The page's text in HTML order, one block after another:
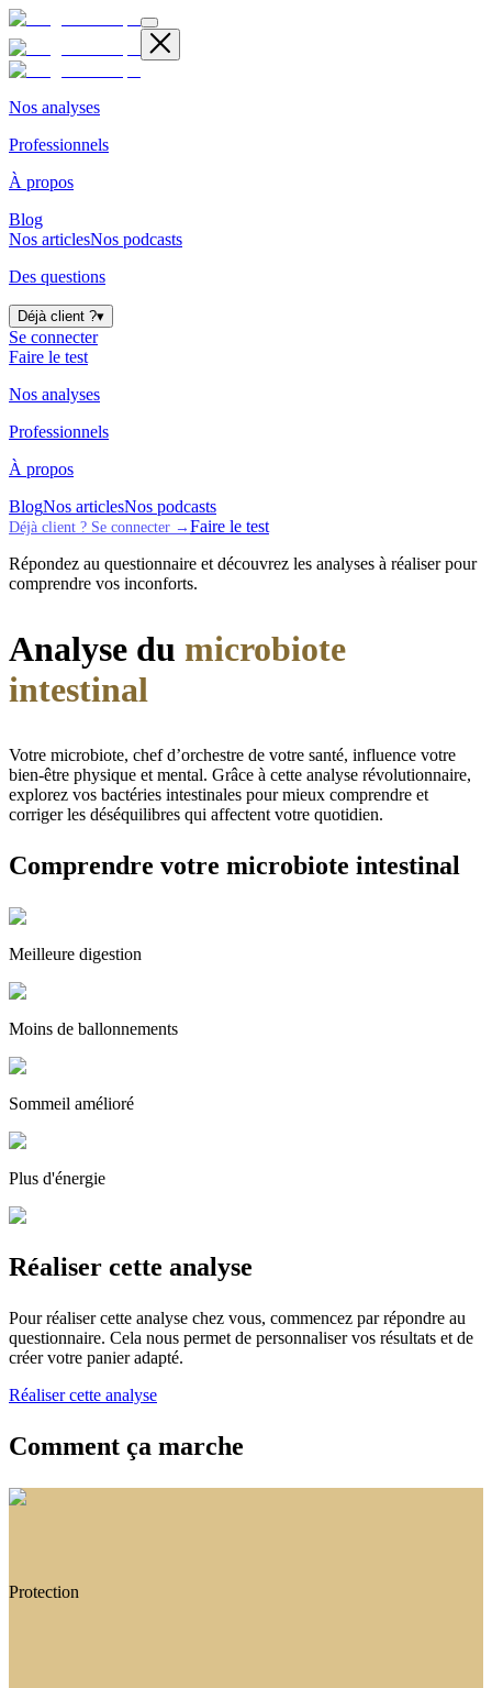
Nos analyses
Professionnels
À propos
Blog
Nos articlesNos podcasts
Des questions
Déjà client ?▾
Se connecter
Faire le test
Nos analyses
Professionnels
À propos
BlogNos articlesNos podcasts
Déjà client ? Se connecter → Faire le test
Répondez au questionnaire et découvrez les analyses à réaliser pour
comprendre vos inconforts.
Analyse du microbiote
intestinal
Votre microbiote, chef d’orchestre de votre santé, influence votre
bien-être physique et mental. Grâce à cette analyse révolutionnaire,
explorez vos bactéries intestinales pour mieux comprendre et
corriger les déséquilibres qui affectent votre quotidien.
Comprendre votre microbiote intestinal
Meilleure digestion
Moins de ballonnements
Sommeil amélioré
Plus d'énergie
Réaliser cette analyse
Pour réaliser cette analyse chez vous, commencez par répondre au
questionnaire. Cela nous permet de personnaliser vos résultats et de
créer votre panier adapté.
Réaliser cette analyse
Comment ça marche
Protection